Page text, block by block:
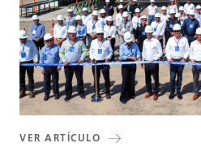
VER ARTÍCULO